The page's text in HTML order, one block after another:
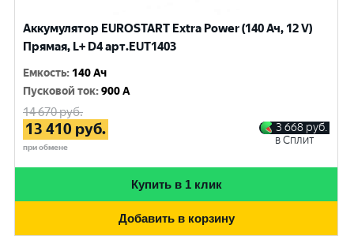
Аккумулятор EUROSTART Extra Power (140 Ач, 12 V)
Прямая, L+ D4 арт.EUT1403
Емкость: 140 Ач
Пусковой ток:900 A
14 670руб.
13 410 руб.
при обмене
3 668 руб.
в Сплит
Купить в 1 клик
Добавить в корзину